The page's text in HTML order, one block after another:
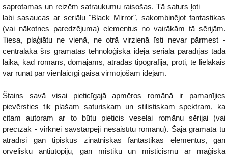
saprotamas un reizēm satraukumu raisošas. Tā saturs ļoti
labi sasaucas ar seriālu "Black Mirror", sakombinējot fantastikas
(vai nākotnes paredzējuma) elementus no vairākām tā sērijām.
Tiesa, plaģiātu ne vienā, ne otrā virzienā īsti nevar pārmest -
centrālākā šīs grāmatas tehnoloģiskā ideja seriālā parādījās tādā
laikā, kad romāns, domājams, atradās tipogrāfijā, proti, te lielākais
var runāt par vienlaicīgi gaisā virmojošām idejām.
Štains savā visai pieticīgajā apmēros romānā ir pamanījies
pievērsties tik plašam saturiskam un stilistiskam spektram, ka
citam autoram ar to būtu pieticis veselai romānu sērijai (vai
precīzāk - virknei savstarpēji nesaistītu romānu). Šajā grāmatā tu
atradīsi gan tipiskus zinātniskās fantastikas elementus, gan
orvelisku antiutopiju, gan mistiku un misticismu ar maģiskā